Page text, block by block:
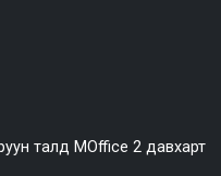
талд MOffice 2 давхарт